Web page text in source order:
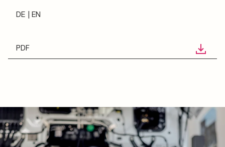
DE EN
PDF